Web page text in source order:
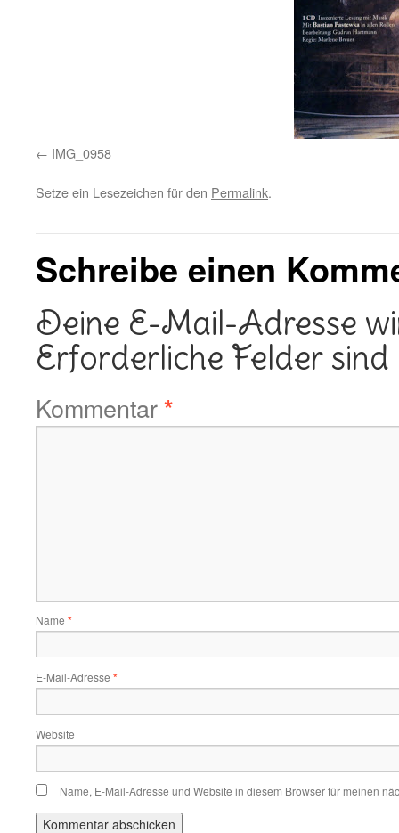
IMG_0958
Setze ein Lesezeichen für den Permalink.
Schreibe einen
Deine E-Mail-Adresse
Erforderliche Felder
Kommentar*
Name *
E-Mail-Adresse *
Website
Name, E-Mail-Adresse und Website in diesem Browser für meinen